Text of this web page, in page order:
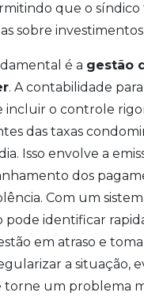
que o síndico
sobre
é a gestão
. A contabilidade para
incluir o controle
das taxas
Isso envolve a
dos
Com um
pode identificar
em atraso e
a situação,
torne um problema